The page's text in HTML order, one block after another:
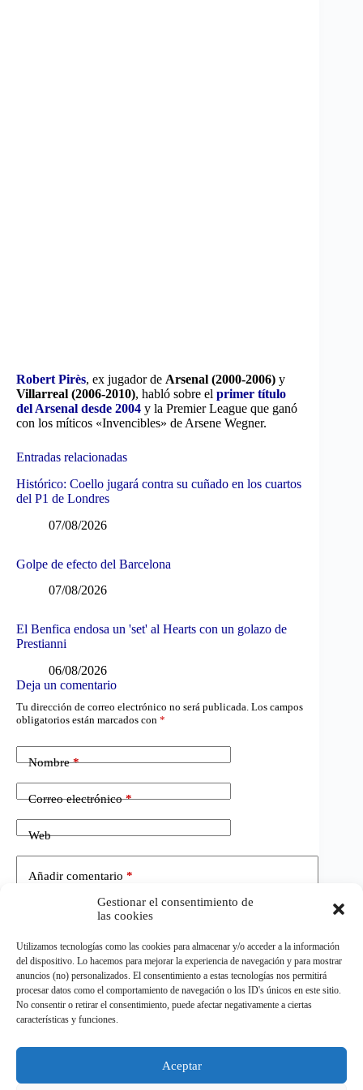
Gestionar el consentimiento de
las cookies
Utilizamos tecnologías como las cookies para almacenar y/o acceder a la información
del dispositivo. Lo hacemos para mejorar la experiencia de navegación y para mostrar
anuncios (no) personalizados. El consentimiento a estas tecnologías nos permitirá
procesar datos como el comportamiento de navegación o los ID's únicos en este sitio.
No consentir o retirar el consentimiento, puede afectar negativamente a ciertas
características y funciones.
Aceptar
Robert Pirès, ex jugador de Arsenal (2000-2006) y
Villarreal (2006-2010), habló sobre el primer título
del Arsenal desde 2004 y la Premier League que ganó
con los míticos «Invencibles» de Arsene Wegner.
Entradas relacionadas
Histórico: Coello jugará contra su cuñado en los cuartos
del P1 de Londres
07/08/2026
Golpe de efecto del Barcelona
07/08/2026
El Benfica endosa un 'set' al Hearts con un golazo de
Prestianni
06/08/2026
Deja un comentario
Tu dirección de correo electrónico no será publicada. Los campos
obligatorios están marcados con *
Nombre*
Correo electrónico*
Web
Añadir comentario *
Publicar el comentario